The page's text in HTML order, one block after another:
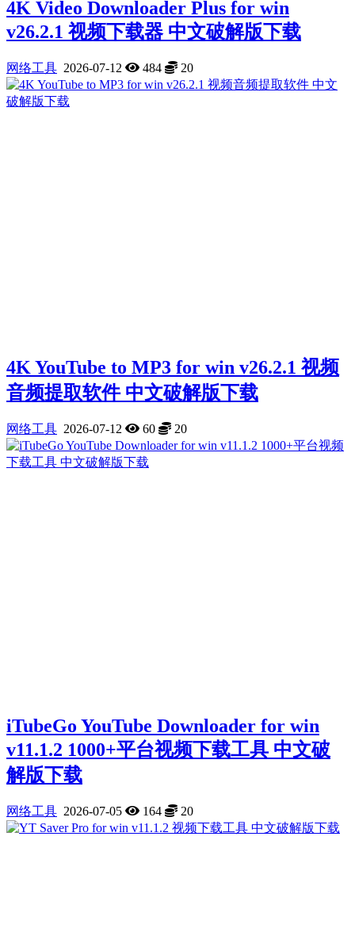
4K Video Downloader Plus for win
v26.2.1 视频下载器 中文破解版下载
网络工具 2026-07-12 484 20
4K YouTube to MP3 for win v26.2.1 视频
音频提取软件 中文破解版下载
网络工具 2026-07-12 60 20
iTubeGo YouTube Downloader for win
v11.1.2 1000+平台视频下载工具 中文破
解版下载
网络工具 2026-07-05 164 20